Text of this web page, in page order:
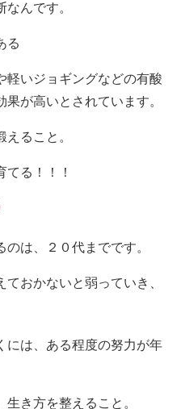
んです。
る
軽いジョギングなどの有酸
が高いとされています。
ること。
てる！！！
は、２０代までです。
おかないと弱っていき、
には、ある程度の努力が年
き方を整えること。